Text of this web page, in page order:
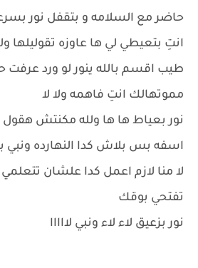
حاضر مع السلامه و بتقفل نور
انتِ بتعيطي لي ها عاوزه تقوليلها
طيب اقسم بالله ينور لو ورد عرفت
مموتهالك انتِ فاهمه ولا لا
نور بعياط ها ها ولله مكنتش هقول
اسفه بس بلاش كدا النهارده ونبي
لا منا لازم اعمل كدا علشان
تفتحي بوقك
نور بزعيق لاء لاء ونبي لااااا